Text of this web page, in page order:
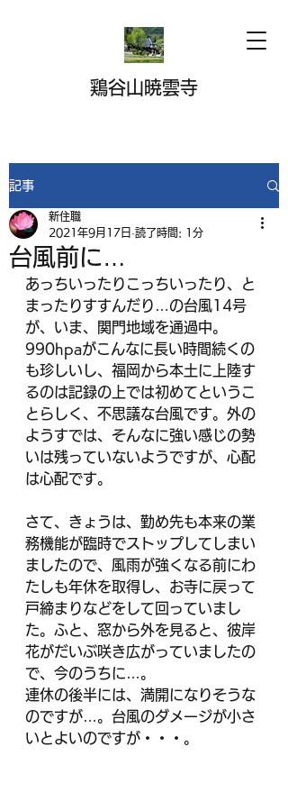
鶏谷山暁雲寺
記事
台風前に…
新住職
2021年9月17日 読了時間: 1分
あっちいったりこっちいったり、と
まったりすすんだり…の台風14号
が、いま、関門地域を通過中。
990hpaがこんなに長い時間続くの
も珍しいし、福岡から本土に上陸す
るのは記録の上では初めてというこ
とらしく、不思議な台風です。外の
ようすでは、そんなに強い感じの勢
いは残っていないようですが、心配
は心配です。
さて、きょうは、勤め先も本来の業
務機能が臨時でストップしてしまい
ましたので、風雨が強くなる前にわ
たしも年休を取得し、お寺に戻って
戸締まりなどをして回っていまし
た。ふと、窓から外を見ると、彼岸
花がだいぶ咲き広がっていましたの
で、今のうちに…。
連休の後半には、満開になりそうな
のですが…。台風のダメージが小さ
いとよいのですが・・・。